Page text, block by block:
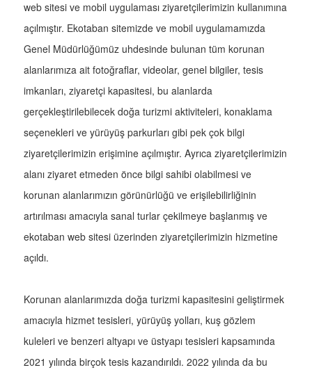
web sitesi ve mobil uygulaması ziyaretçilerimizin kullanımına
açılmıştır. Ekotaban sitemizde ve mobil uygulamamızda
Genel Müdürlüğümüz uhdesinde bulunan tüm korunan
alanlarımıza ait fotoğraflar, videolar, genel bilgiler, tesis
imkanları, ziyaretçi kapasitesi, bu alanlarda
gerçekleştirilebilecek doğa turizmi aktiviteleri, konaklama
seçenekleri ve yürüyüş parkurları gibi pek çok bilgi
ziyaretçilerimizin erişimine açılmıştır. Ayrıca ziyaretçilerimizin
alanı ziyaret etmeden önce bilgi sahibi olabilmesi ve
korunan alanlarımızın görünürlüğü ve erişilebilirliğinin
artırılması amacıyla sanal turlar çekilmeye başlanmış ve
ekotaban web sitesi üzerinden ziyaretçilerimizin hizmetine
açıldı.
Korunan alanlarımızda doğa turizmi kapasitesini geliştirmek
amacıyla hizmet tesisleri, yürüyüş yolları, kuş gözlem
kuleleri ve benzeri altyapı ve üstyapı tesisleri kapsamında
2021 yılında birçok tesis kazandırıldı. 2022 yılında da bu